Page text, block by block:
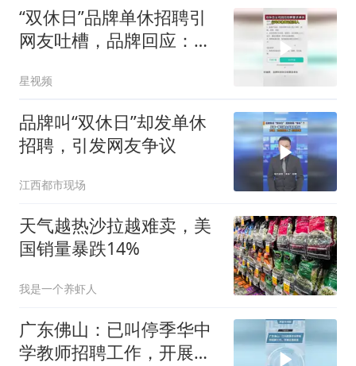
“双休日”品牌单休招聘引
网友吐槽，品牌回应：有
星视频
品牌叫“双休日”却发单休
招聘，引发网友争议
江西都市现场
天气越热沙拉越难卖，美
国销量暴跌14%
我是一个养虾人
广东佛山：已叫停季华中
学教师招聘工作，开展全